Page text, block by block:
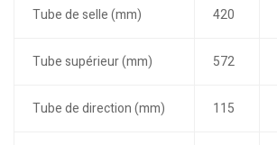
Tube de selle (mm) 420
Tube supérieur (mm) 572
Tube de direction (mm) 115